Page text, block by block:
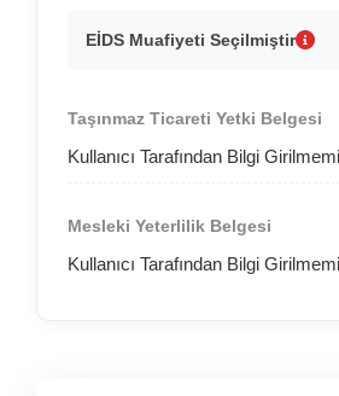
EİDS Muafiyeti Seçilmiştir
Taşınmaz Ticareti Yetki Belgesi
Kullanıcı Tarafından Bilgi
Mesleki Yeterlilik Belgesi
Kullanıcı Tarafından Bilgi